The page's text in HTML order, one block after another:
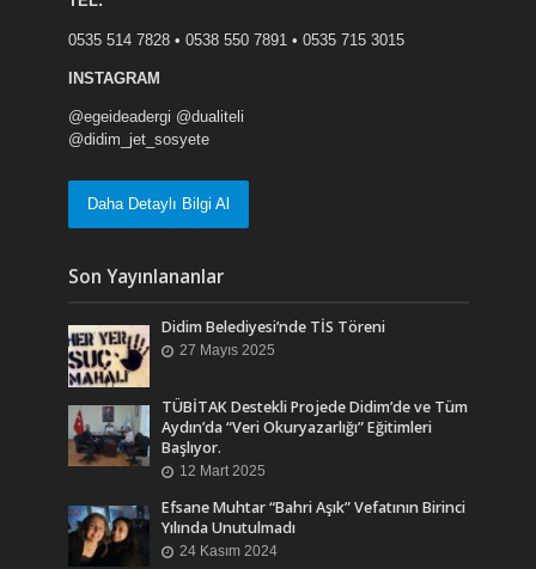
0535 514 7828 • 0538 550 7891 • 0535 715 3015
INSTAGRAM
@egeideadergi @dualiteli
@didim_jet_sosyete
Daha Detaylı Bilgi Al
Son Yayınlananlar
Didim Belediyesi’nde TİS Töreni
27 Mayıs 2025
TÜBİTAK Destekli Projede Didim’de ve Tüm
Aydın’da “Veri Okuryazarlığı” Eğitimleri
Başlıyor.
12 Mart 2025
Efsane Muhtar “Bahri Aşık” Vefatının Birinci
Yılında Unutulmadı
24 Kasım 2024